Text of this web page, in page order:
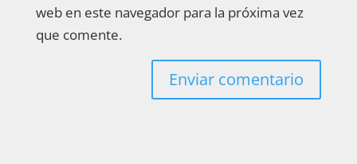
web en este navegador para la próxima vez
que comente.